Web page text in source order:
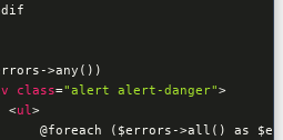
>any())
class="alert alert-danger">
<ul>
@foreach ($errors->all() as